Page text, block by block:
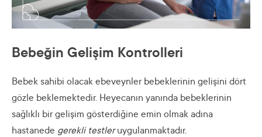
Bebeğin Gelişim Kontrolleri
Bebek sahibi olacak ebeveynler bebeklerinin gelişini dört
gözle beklemektedir. Heyecanın yanında bebeklerinin
sağlıklı bir gelişim gösterdiğine emin olmak adına
hastanede gerekli testleruygulanmaktadır.